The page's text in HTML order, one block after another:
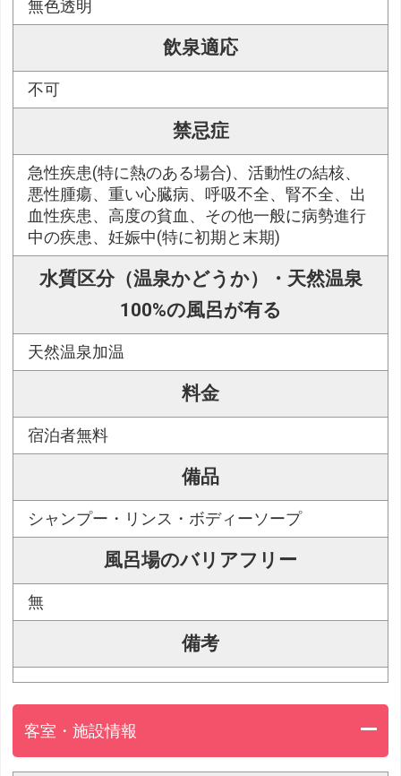
無色透明
飲泉適応
不可
禁忌症
急性疾患(特に熱のある場合)、活動性の結核、
悪性腫瘍、重い心臓病、呼吸不全、腎不全、出
血性疾患、高度の貧血、その他一般に病勢進行
中の疾患、妊娠中(特に初期と末期)
水質区分（温泉かどうか）・天然温泉
100%の風呂が有る
天然温泉加温
料金
宿泊者無料
備品
シャンプー・リンス・ボディーソープ
風呂場のバリアフリー
無
備考
客室・施設情報